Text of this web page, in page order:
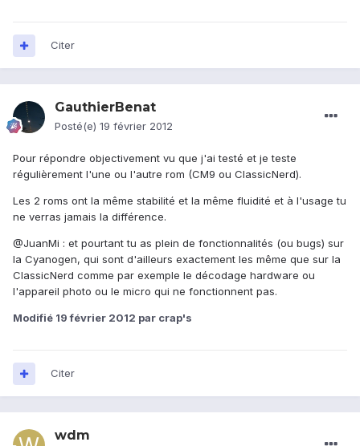
Citer
GauthierBenat
Posté(e) 19 février 2012
Pour répondre objectivement vu que j'ai testé et je teste
régulièrement l'une ou l'autre rom (CM9 ou ClassicNerd).
Les 2 roms ont la même stabilité et la même fluidité et à l'usage tu
ne verras jamais la différence.
@JuanMi : et pourtant tu as plein de fonctionnalités (ou bugs) sur
la Cyanogen, qui sont d'ailleurs exactement les même que sur la
ClassicNerd comme par exemple le décodage hardware ou
l'appareil photo ou le micro qui ne fonctionnent pas.
Modifié 19 février 2012 par crap's
Citer
wdm